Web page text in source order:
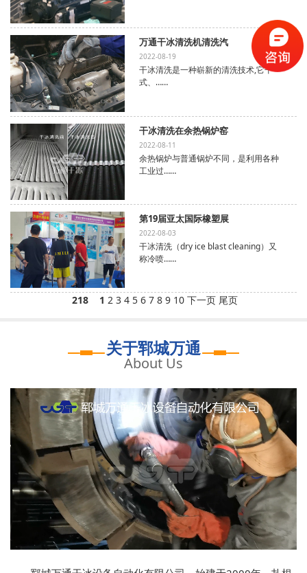
万通干冰清洗机清洗汽
2022-08-19
干冰清洗是一种崭新的清洗技术,它干
式、……
干冰清洗在余热锅炉窑
2022-08-11
余热锅炉与普通锅炉不同，是利用各种
工业过……
第19届亚太国际橡塑展
2022-08-03
干冰清洗（dry ice blast cleaning）又
称冷喷……
218 1 2 3 4 5 6 7 8 9 10 下一页 尾页
关于郓城万通
About Us